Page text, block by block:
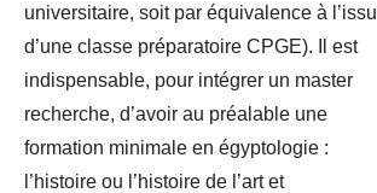
universitaire, soit par équivalence à l’issu
d’une classe préparatoire CPGE). Il est
indispensable, pour intégrer un master
recherche, d’avoir au préalable une
formation minimale en égyptologie :
l’histoire ou l’histoire de l’art et